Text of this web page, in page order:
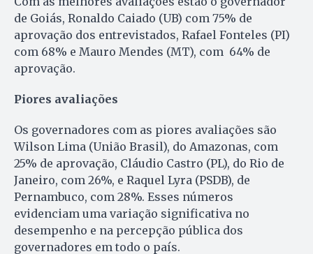
de Goiás, Ronaldo Caiado (UB) com 75% de
aprovação dos entrevistados, Rafael Fonteles (PI)
com 68% e Mauro Mendes (MT), com 64% de
aprovação.
Piores avaliações
Os governadores com as piores avaliações são
Wilson Lima (União Brasil), do Amazonas, com
25% de aprovação, Cláudio Castro (PL), do Rio de
Janeiro, com 26%, e Raquel Lyra (PSDB), de
Pernambuco, com 28%. Esses números
evidenciam uma variação significativa no
desempenho e na percepção pública dos
governadores em todo o país.